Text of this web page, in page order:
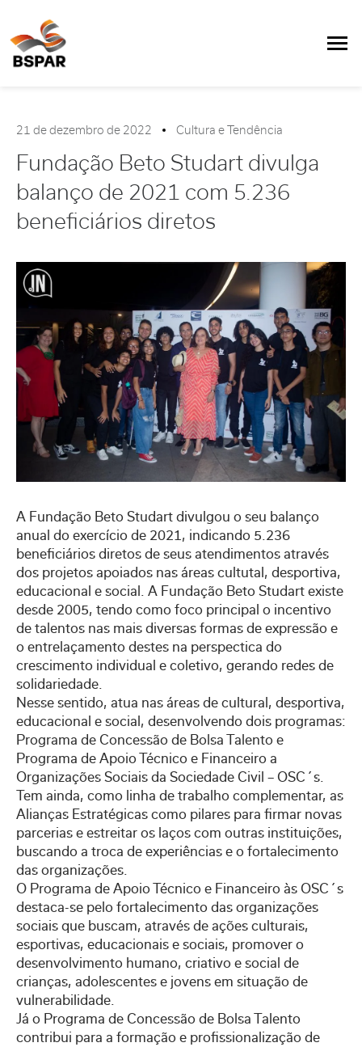
21 de dezembro de 2022 Cultura e Tendência
Fundação Beto Studart divulga
balanço de 2021 com 5.236
beneficiários diretos
A Fundação Beto Studart divulgou o seu balanço
anual do exercício de 2021, indicando 5.236
beneficiários diretos de seus atendimentos através
dos projetos apoiados nas áreas cultutal, desportiva,
educacional e social. A Fundação Beto Studart existe
desde 2005, tendo como foco principal o incentivo
de talentos nas mais diversas formas de expressão e
o entrelaçamento destes na perspectica do
crescimento individual e coletivo, gerando redes de
solidariedade.
Nesse sentido, atua nas áreas de cultural, desportiva,
educacional e social, desenvolvendo dois programas:
Programa de Concessão de Bolsa Talento e
Programa de Apoio Técnico e Financeiro a
Organizações Sociais da Sociedade Civil – OSC´s.
Tem ainda, como linha de trabalho complementar, as
Alianças Estratégicas como pilares para firmar novas
parcerias e estreitar os laços com outras instituições,
buscando a troca de experiências e o fortalecimento
das organizações.
O Programa de Apoio Técnico e Financeiro às OSC´s
destaca-se pelo fortalecimento das organizações
sociais que buscam, através de ações culturais,
esportivas, educacionais e sociais, promover o
desenvolvimento humano, criativo e social de
crianças, adolescentes e jovens em situação de
vulnerabilidade.
Já o Programa de Concessão de Bolsa Talento
contribui para a formação e profissionalização de